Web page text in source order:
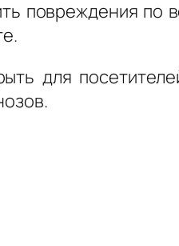
повреждения
для